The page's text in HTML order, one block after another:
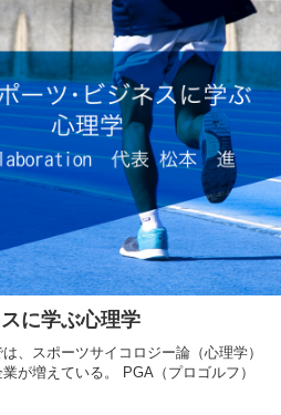
に学ぶ心理学
、スポーツサイコロジー論（心理学）
が増えている。 PGA（プロゴルフ）